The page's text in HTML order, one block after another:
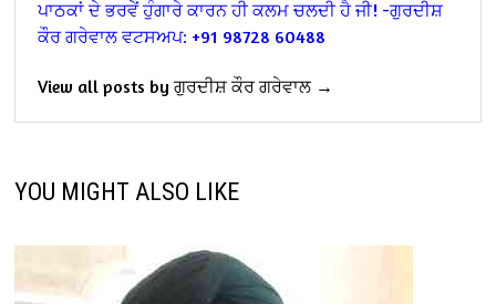
ਪਾਠਕਾਂ ਦੇ ਭਰਵੇਂ ਹੁੰਗਾਰੇ ਕਾਰਨ ਹੀ ਕਲਮ ਚਲਦੀ ਹੈ ਜੀ! -ਗੁਰਦੀਸ਼
ਕੌਰ ਗਰੇਵਾਲ ਵਟਸਅਪ: +91 98728 60488
View all posts by ਗੁਰਦੀਸ਼ ਕੌਰ ਗਰੇਵਾਲ →
YOU MIGHT ALSO LIKE